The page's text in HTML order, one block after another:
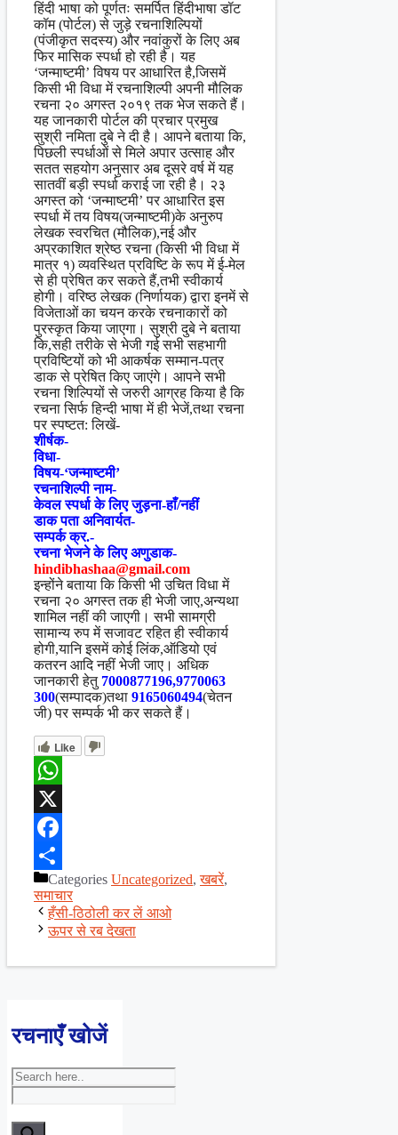
हिंदी भाषा को पूर्णतः समर्पित हिंदीभाषा डॉट
कॉम (पोर्टल) से जुड़े रचनाशिल्पियों
(पंजीकृत सदस्य) और नवांकुरों के लिए अब
फिर मासिक स्पर्धा हो रही है। यह
‘जन्माष्टमी’ विषय पर आधारित है,जिसमें
किसी भी विधा में रचनाशिल्पी अपनी मौलिक
रचना २० अगस्त २०१९ तक भेज सकते हैं।
यह जानकारी पोर्टल की प्रचार प्रमुख
सुश्री नमिता दुबे ने दी है। आपने बताया कि,
पिछली स्पर्धाओं से मिले अपार उत्साह और
सतत सहयोग अनुसार अब दूसरे वर्ष में यह
सातवीं बड़ी स्पर्धा कराई जा रही है। २३
अगस्त को ‘जन्माष्टमी’ पर आधारित इस
स्पर्धा में तय विषय(जन्माष्टमी)के अनुरुप
लेखक स्वरचित (मौलिक),नई और
अप्रकाशित श्रेष्ठ रचना (किसी भी विधा में
मात्र १) व्यवस्थित प्रविष्टि के रूप में ई-मेल
से ही प्रेषित कर सकते हैं,तभी स्वीकार्य
होगी। वरिष्ठ लेखक (निर्णायक) द्वारा इनमें से
विजेताओं का चयन करके रचनाकारों को
पुरस्कृत किया जाएगा। सुश्री दुबे ने बताया
कि,सही तरीके से भेजी गई सभी सहभागी
प्रविष्टियों को भी आकर्षक सम्मान-पत्र
डाक से प्रेषित किए जाएंगे। आपने सभी
रचना शिल्पियों से जरुरी आग्रह किया है कि
रचना सिर्फ हिन्दी भाषा में ही भेजें,तथा रचना
पर स्पष्टत: लिखें-
शीर्षक-
विधा-
विषय-‘जन्माष्टमी’
रचनाशिल्पी नाम-
केवल स्पर्धा के लिए जुड़ना-हाँ/नहीं
डाक पता अनिवार्यत-
सम्पर्क क्र.-
रचना भेजने के लिए अणुडाक-
hindibhashaa@gmail.com
इन्होंने बताया कि किसी भी उचित विधा में
रचना २० अगस्त तक ही भेजी जाए,अन्यथा
शामिल नहीं की जाएगी। सभी सामग्री
सामान्य रुप में सजावट रहित ही स्वीकार्य
होगी,यानि इसमें कोई लिंक,ऑडियो एवं
कतरन आदि नहीं भेजी जाए। अधिक
जानकारी हेतु 7000877196,9770063
300(सम्पादक)तथा 9165060494(चेतन
जी) पर सम्पर्क भी कर सकते हैं।
Like
WhatsApp
X
Facebook
ShareCategories Uncategorized,खबरें,
समाचार
हँसी-ठिठोली कर लें आओ
ऊपर से रब देखता
रचनाएँ खोजें